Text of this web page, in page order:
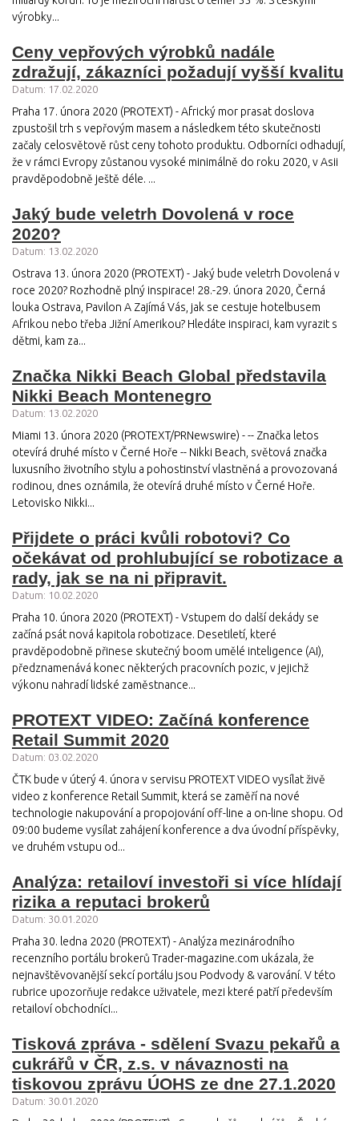
výrobky...
Ceny vepřových výrobků nadále
zdražují, zákazníci požadují vyšší kvalitu
Datum: 17.02.2020
Praha 17. února 2020 (PROTEXT) - Africký mor prasat doslova
zpustošil trh s vepřovým masem a následkem této skutečnosti
začaly celosvětově růst ceny tohoto produktu. Odborníci odhadují,
že v rámci Evropy zůstanou vysoké minimálně do roku 2020, v Asii
pravděpodobně ještě déle. ...
Jaký bude veletrh Dovolená v roce
2020?
Datum: 13.02.2020
Ostrava 13. února 2020 (PROTEXT) - Jaký bude veletrh Dovolená v
roce 2020? Rozhodně plný inspirace! 28.-29. února 2020, Černá
louka Ostrava, Pavilon A Zajímá Vás, jak se cestuje hotelbusem
Afrikou nebo třeba Jižní Amerikou? Hledáte inspiraci, kam vyrazit s
dětmi, kam za...
Značka Nikki Beach Global představila
Nikki Beach Montenegro
Datum: 13.02.2020
Miami 13. února 2020 (PROTEXT/PRNewswire) - -- Značka letos
otevírá druhé místo v Černé Hoře -- Nikki Beach, světová značka
luxusního životního stylu a pohostinství vlastněná a provozovaná
rodinou, dnes oznámila, že otevírá druhé místo v Černé Hoře.
Letovisko Nikki...
Přijdete o práci kvůli robotovi? Co
očekávat od prohlubující se robotizace a
rady, jak se na ni připravit.
Datum: 10.02.2020
Praha 10. února 2020 (PROTEXT) - Vstupem do další dekády se
začíná psát nová kapitola robotizace. Desetiletí, které
pravděpodobně přinese skutečný boom umělé inteligence (AI),
předznamenává konec některých pracovních pozic, v jejichž
výkonu nahradí lidské zaměstnance...
PROTEXT VIDEO: Začíná konference
Retail Summit 2020
Datum: 03.02.2020
ČTK bude v úterý 4. února v servisu PROTEXT VIDEO vysílat živě
video z konference Retail Summit, která se zaměří na nové
technologie nakupování a propojování off-line a on-line shopu. Od
09:00 budeme vysílat zahájení konference a dva úvodní příspěvky,
ve druhém vstupu od...
Analýza: retailoví investoři si více hlídají
rizika a reputaci brokerů
Datum: 30.01.2020
Praha 30. ledna 2020 (PROTEXT) - Analýza mezinárodního
recenzního portálu brokerů Trader-magazine.com ukázala, že
nejnavštěvovanější sekcí portálu jsou Podvody & varování. V této
rubrice upozorňuje redakce uživatele, mezi které patří především
retailoví obchodníci...
Tisková zpráva - sdělení Svazu pekařů a
cukrářů v ČR, z.s. v návaznosti na
tiskovou zprávu ÚOHS ze dne 27.1.2020
Datum: 30.01.2020